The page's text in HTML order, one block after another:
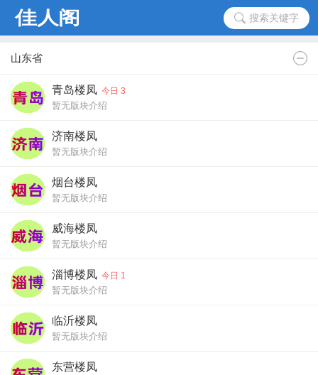
搜索关键字
山东省
青岛楼凤 今日 3
暂无版块介绍
济南楼凤
暂无版块介绍
烟台楼凤
暂无版块介绍
威海楼凤
暂无版块介绍
淄博楼凤 今日 1
暂无版块介绍
临沂楼凤
暂无版块介绍
东营楼凤